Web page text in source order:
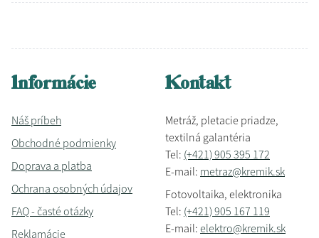
Informácie
Náš príbeh
Obchodné podmienky
Doprava a platba
Ochrana osobných údajov
FAQ - časté otázky
Reklamácie
Kontakt
Metráž, pletacie priadze,
textilná galantéria
Tel: (+421) 905 395 172
E-mail: metraz@kremik.sk
Fotovoltaika, elektronika
Tel: (+421) 905 167 119
E-mail: elektro@kremik.sk